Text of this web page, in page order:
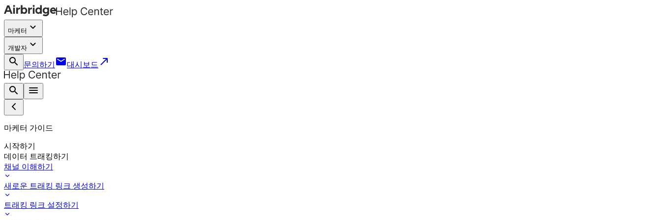
마케터 keyboard_arrow_down
개발자 keyboard_arrow_down
search
문의하기 email대시보드 call_made
search menu
마케터 가이드
시작하기
데이터 트래킹하기
채널 이해하기
새로운 트래킹 링크 생성하기
트래킹 링크 설정하기